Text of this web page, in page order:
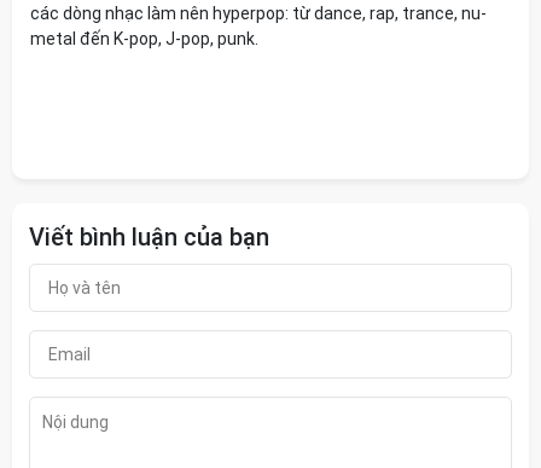
các dòng nhạc làm nên hyperpop: từ dance, rap, trance, nu-
metal đến K-pop, J-pop, punk.
Viết bình luận của bạn